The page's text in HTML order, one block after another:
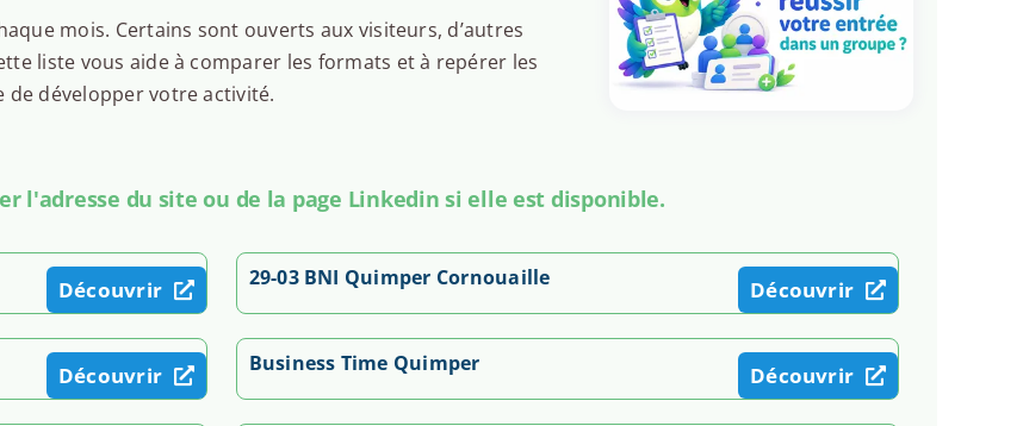
mois. Certains sont ouverts aux visiteurs, d’autres
liste vous aide à comparer les formats et à repérer les
développer votre activité.
l'adresse du site ou de la page Linkedin si elle est disponible.
Découvrir 29-03 BNI Quimper Cornouaille Découvrir
Découvrir Business Time Quimper Découvrir